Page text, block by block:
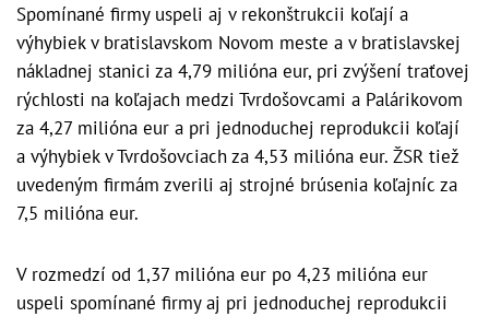
Spomínané firmy uspeli aj v rekonštrukcii koľají a
výhybiek v bratislavskom Novom meste a v bratislavskej
nákladnej stanici za 4,79 milióna eur, pri zvýšení traťovej
rýchlosti na koľajach medzi Tvrdošovcami a Palárikovom
za 4,27 milióna eur a pri jednoduchej reprodukcii koľají
a výhybiek v Tvrdošovciach za 4,53 milióna eur. ŽSR tiež
uvedeným firmám zverili aj strojné brúsenia koľajníc za
7,5 milióna eur.
V rozmedzí od 1,37 milióna eur po 4,23 milióna eur
uspeli spomínané firmy aj pri jednoduchej reprodukcii